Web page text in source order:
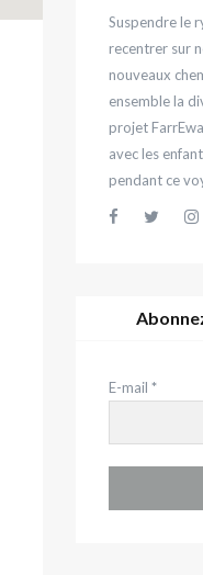
Suspendre le
recentrer sur
nouveaux
ensemble la
projet
avec les
pendant ce
E-mail *